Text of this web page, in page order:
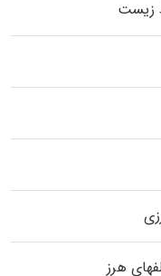
زیست
هرز